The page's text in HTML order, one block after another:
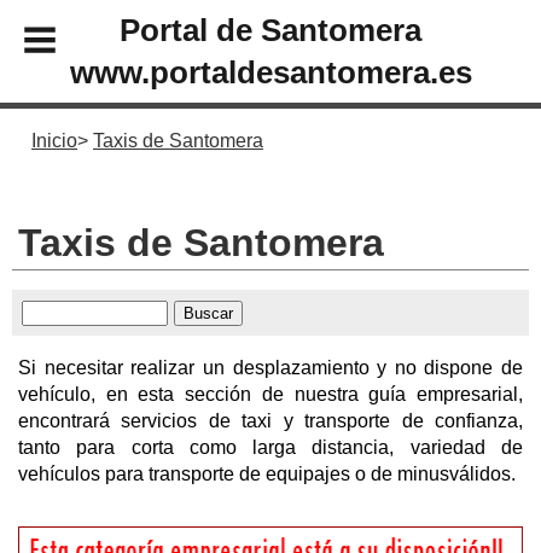
Portal de Santomera
www.portaldesantomera.es
Inicio Taxis de Santomera
Taxis de Santomera
Si necesitar realizar un desplazamiento y no dispone de
vehículo, en esta sección de nuestra guía empresarial,
encontrará servicios de taxi y transporte de confianza,
tanto para corta como larga distancia, variedad de
vehículos para transporte de equipajes o de minusválidos.